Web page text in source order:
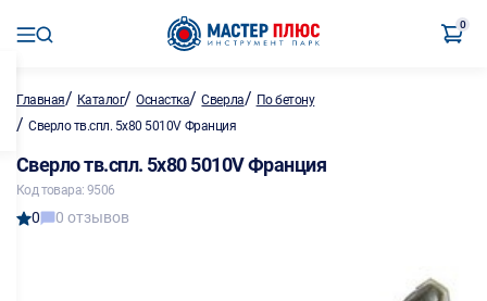
0
Главная/ Каталог/Оснастка/Сверла/ По бетону
/ Сверло тв.спл. 5х80 5010V Франция
Сверло тв.спл. 5х80 5010V Франция
Код товара: 9506
0 0 отзывов